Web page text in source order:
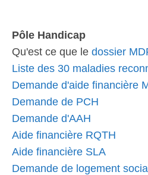
Pôle Handicap
Qu'est ce que le dossier
Liste des 30 maladies
Demande d'aide financière
Demande de PCH
Demande d'AAH
Aide financière RQTH
Aide financière SLA
Demande de logement